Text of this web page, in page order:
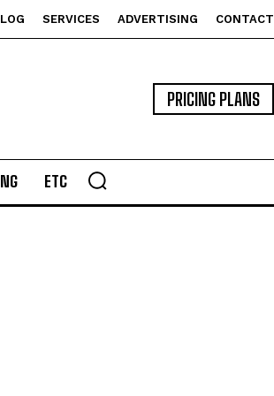
SERVICES ADVERTISING CONTACT
PRICING PLANS
ETC